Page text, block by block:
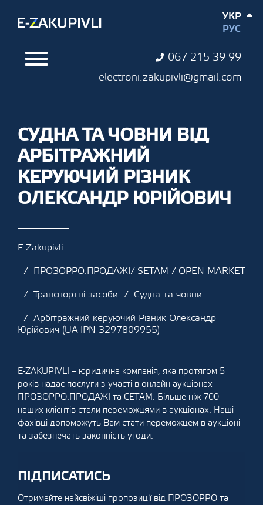
067 215 39 99
electroni.zakupivli@gmail.com
УКР
РУС
СУДНА ТА ЧОВНИ ВІД
АРБІТРАЖНИЙ
КЕРУЮЧИЙ РІЗНИК
ОЛЕКСАНДР ЮРІЙОВИЧ
E-Zakupivli
ПРОЗОРРО.ПРОДАЖІ/ SETAM / OPEN MARKET
Транспортні засоби
Судна та човни
Арбітражний керуючий Різник Олександр
Юрійович (UA-IPN 3297809955)
E-ZAKUPIVLI – юридична компанія, яка протягом 5
років надає послуги з участі в онлайн аукціонах
ПРОЗОРРО.ПРОДАЖІ та СЕТАМ. Більше ніж 700
наших клієнтів стали переможцями в аукціонах. Наші
фахівці допоможуть Вам стати переможцем в аукціоні
та забезпечать законність угоди.
ПІДПИСАТИСЬ
Отримайте найсвіжіші пропозиції від ПРОЗОРРО та